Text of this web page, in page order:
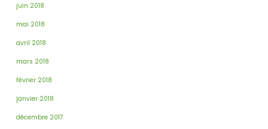
juin 2018
mai 2018
avril 2018
mars 2018
février 2018
janvier 2018
décembre 2017